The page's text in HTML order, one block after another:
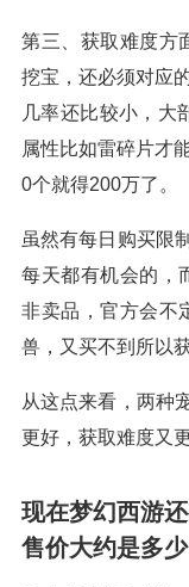
第三、获取难度方
挖宝，还必须对应
几率还比较小，大
属性比如雷碎片才
0个就得200万了。
虽然有每日购买限
每天都有机会的，
非卖品，官方会不
兽，又买不到所以
从这点来看，两种
更好，获取难度又
现在梦幻西游
售价大约是多少